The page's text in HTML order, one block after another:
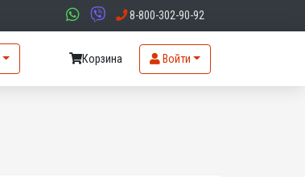
8-800-302-90-92
Корзина Войти